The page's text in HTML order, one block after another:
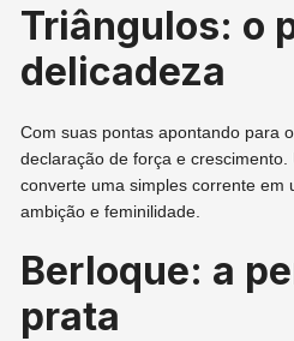
Triângulos: o
delicadeza
Com suas pontas apontando para
declaração de força e
converte uma simples corrente em
ambição e feminilidade.
Berloque: a
prata